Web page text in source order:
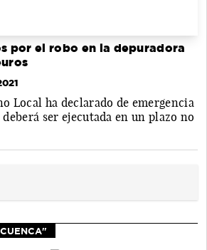
por el robo en la depuradora
Local ha declarado de emergencia
ser ejecutada en un plazo no